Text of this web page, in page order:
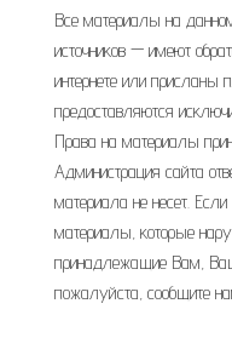
Все материалы на
источников — имеют
интернете или присланы
предоставляются
Права на материалы
Администрация сайта
материала не несет.
материалы, которые
принадлежащие Вам,
пожалуйста, сообщите